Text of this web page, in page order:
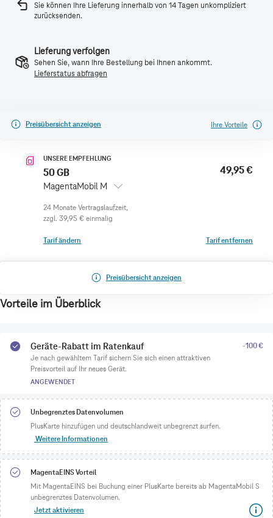
Sie können Ihre Lieferung innerhalb von 14 Tagen unkompliziert
zurücksenden.
Lieferung verfolgen
Sehen Sie, wann Ihre Bestellung bei Ihnen ankommt.
Lieferstatus abfragen
Preisübersicht anzeigen Ihre Vorteile
UNSERE EMPFEHLUNG
50 GB
MagentaMobil M
49,95 €
zzgl. 39,95 € einmalig
Tarif ändern Tarif entfernen
Preisübersicht anzeigen
Vorteile im Überblick
Geräte-Rabatt im Ratenkauf
Je nach gewähltem Tarif sichern Sie sich einen attraktiven
Preisvorteil auf Ihr neues Gerät.
ANGEWENDET
-100 €
Unbegrenztes Datenvolumen
PlusKarte hinzufügen und deutschlandweit unbegrenzt surfen.
Weitere Informationen
MagentaEINS Vorteil
Mit MagentaEINS bei Buchung einer PlusKarte bereits ab MagentaMobil S
unbegrenztes Datenvolumen.
Jetzt aktivieren